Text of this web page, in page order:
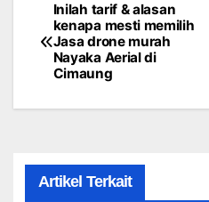
Post
navigation
Inilah tarif & alasan
kenapa mesti memilih
Jasa drone murah
Nayaka Aerial di
Cimaung
Artikel Terkait